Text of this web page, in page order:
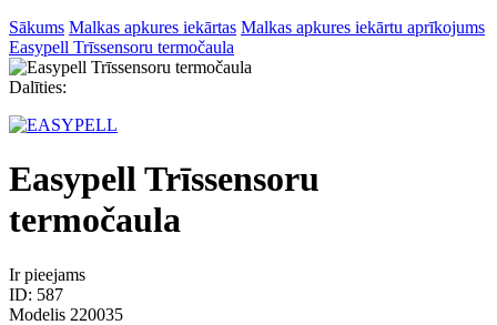
Sākums Malkas apkures iekārtas Malkas apkures iekārtu aprīkojums
Easypell Trīssensoru termočaula
Dalīties:
Easypell Trīssensoru
termočaula
Ir pieejams
ID: 587
Modelis 220035